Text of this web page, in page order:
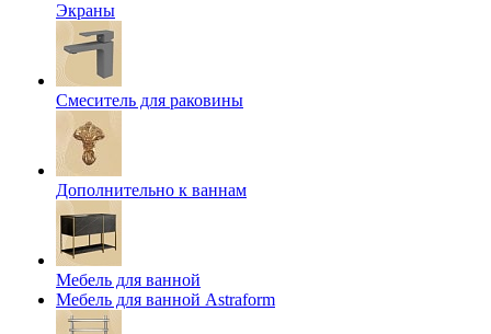
Экраны
Смеситель для раковины
Дополнительно к ваннам
Мебель для ванной
Мебель для ванной Astraform